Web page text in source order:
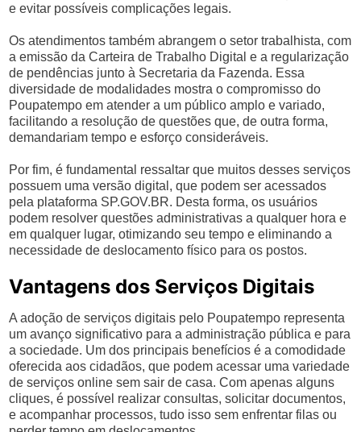
e evitar possíveis complicações legais.
Os atendimentos também abrangem o setor trabalhista, com
a emissão da Carteira de Trabalho Digital e a regularização
de pendências junto à Secretaria da Fazenda. Essa
diversidade de modalidades mostra o compromisso do
Poupatempo em atender a um público amplo e variado,
facilitando a resolução de questões que, de outra forma,
demandariam tempo e esforço consideráveis.
Por fim, é fundamental ressaltar que muitos desses serviços
possuem uma versão digital, que podem ser acessados
pela plataforma SP.GOV.BR. Desta forma, os usuários
podem resolver questões administrativas a qualquer hora e
em qualquer lugar, otimizando seu tempo e eliminando a
necessidade de deslocamento físico para os postos.
Vantagens dos Serviços Digitais
A adoção de serviços digitais pelo Poupatempo representa
um avanço significativo para a administração pública e para
a sociedade. Um dos principais benefícios é a comodidade
oferecida aos cidadãos, que podem acessar uma variedade
de serviços online sem sair de casa. Com apenas alguns
cliques, é possível realizar consultas, solicitar documentos,
e acompanhar processos, tudo isso sem enfrentar filas ou